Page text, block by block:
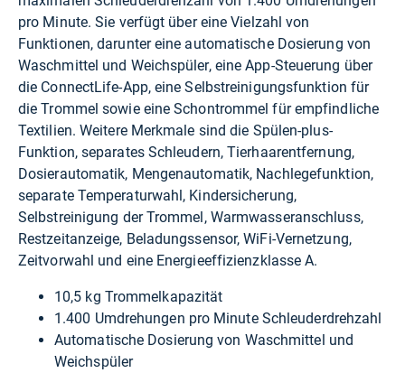
pro Minute. Sie verfügt über eine Vielzahl von
Funktionen, darunter eine automatische Dosierung von
Waschmittel und Weichspüler, eine App-Steuerung über
die ConnectLife-App, eine Selbstreinigungsfunktion für
die Trommel sowie eine Schontrommel für empfindliche
Textilien. Weitere Merkmale sind die Spülen-plus-
Funktion, separates Schleudern, Tierhaarentfernung,
Dosierautomatik, Mengenautomatik, Nachlegefunktion,
separate Temperaturwahl, Kindersicherung,
Selbstreinigung der Trommel, Warmwasseranschluss,
Restzeitanzeige, Beladungssensor, WiFi-Vernetzung,
Zeitvorwahl und eine Energieeffizienzklasse A.
10,5 kg Trommelkapazität
1.400 Umdrehungen pro Minute Schleuderdrehzahl
Automatische Dosierung von Waschmittel und
Weichspüler